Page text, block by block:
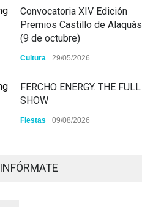
Convocatoria XIV Edición
Premios Castillo de Alaquàs
(9 de octubre)
Cultura 29/05/2026
FERCHO ENERGY. THE FULL
SHOW
Fiestas 09/08/2026
INSCRIPCIÓN para participar